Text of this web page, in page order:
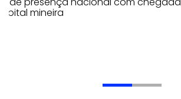
mineira